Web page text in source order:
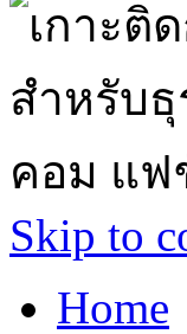
Skip to
Home